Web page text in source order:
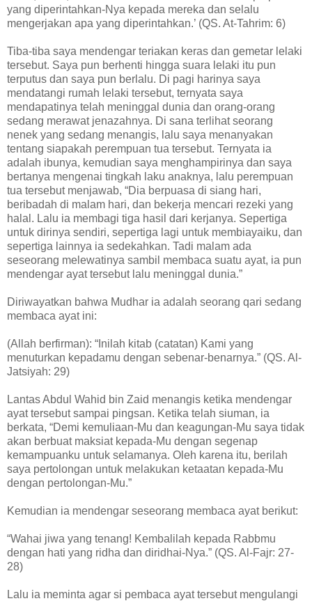
yang diperintahkan-Nya kepada mereka dan selalu
mengerjakan apa yang diperintahkan.’ (QS. At-Tahrim: 6)
Tiba-tiba saya mendengar teriakan keras dan gemetar lelaki
tersebut. Saya pun berhenti hingga suara lelaki itu pun
terputus dan saya pun berlalu. Di pagi harinya saya
mendatangi rumah lelaki tersebut, ternyata saya
mendapatinya telah meninggal dunia dan orang-orang
sedang merawat jenazahnya. Di sana terlihat seorang
nenek yang sedang menangis, lalu saya menanyakan
tentang siapakah perempuan tua tersebut. Ternyata ia
adalah ibunya, kemudian saya menghampirinya dan saya
bertanya mengenai tingkah laku anaknya, lalu perempuan
tua tersebut menjawab, “Dia berpuasa di siang hari,
beribadah di malam hari, dan bekerja mencari rezeki yang
halal. Lalu ia membagi tiga hasil dari kerjanya. Sepertiga
untuk dirinya sendiri, sepertiga lagi untuk membiayaiku, dan
sepertiga lainnya ia sedekahkan. Tadi malam ada
seseorang melewatinya sambil membaca suatu ayat, ia pun
mendengar ayat tersebut lalu meninggal dunia.”
Diriwayatkan bahwa Mudhar ia adalah seorang qari sedang
membaca ayat ini:
(Allah berfirman): “Inilah kitab (catatan) Kami yang
menuturkan kepadamu dengan sebenar-benarnya.” (QS. Al-
Jatsiyah: 29)
Lantas Abdul Wahid bin Zaid menangis ketika mendengar
ayat tersebut sampai pingsan. Ketika telah siuman, ia
berkata, “Demi kemuliaan-Mu dan keagungan-Mu saya tidak
akan berbuat maksiat kepada-Mu dengan segenap
kemampuanku untuk selamanya. Oleh karena itu, berilah
saya pertolongan untuk melakukan ketaatan kepada-Mu
dengan pertolongan-Mu.”
Kemudian ia mendengar seseorang membaca ayat berikut:
“Wahai jiwa yang tenang! Kembalilah kepada Rabbmu
dengan hati yang ridha dan diridhai-Nya.” (QS. Al-Fajr: 27-
28)
Lalu ia meminta agar si pembaca ayat tersebut mengulangi